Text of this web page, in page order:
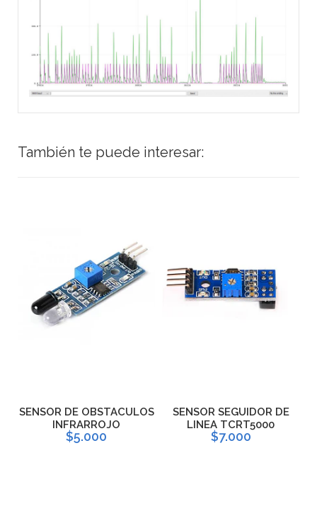
También te puede interesar:
SENSOR DE OBSTACULOS
INFRARROJO
$5.000
SENSOR SEGUIDOR DE
LINEA TCRT5000
$7.000